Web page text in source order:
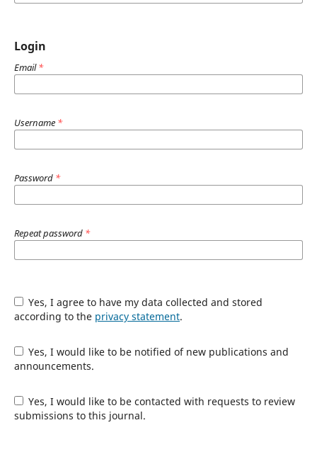
Login
Email*
Username *
Password *
Repeat password *
Yes, I agree to have my data collected and stored
according to the privacy statement.
Yes, I would like to be notified of new publications and
announcements.
Yes, I would like to be contacted with requests to review
submissions to this journal.